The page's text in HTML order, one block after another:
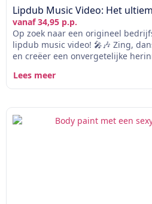
Lipdub Music Video: Het
vanaf 34,95 p.p.
Op zoek naar een origineel
lipdub music video! 🎤🎶 Zing,
en creëer een onvergetelijke
Lees meer